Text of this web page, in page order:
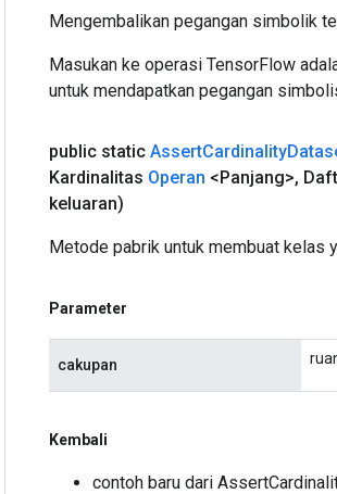
Mengembalikan pegangan simbolik
Masukan ke operasi TensorFlow
untuk mendapatkan pegangan
public static AssertCardinality
Kardinalitas Operan <Panjang>,
keluaran)
Metode pabrik untuk membuat kelas
Parameter
cakupan
Kembali
contoh baru dari